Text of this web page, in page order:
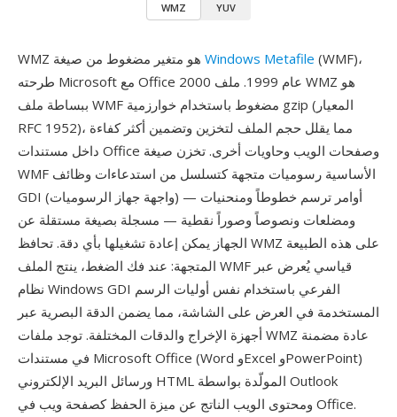
WMZ YUV
Windows Metafile (WMF)،
طرحته Microsoft مع Office 2000 عام 1999. ملف WMZ هو
ببساطة ملف WMF مضغوط باستخدام خوارزمية gzip (المعيار
RFC 1952)، مما يقلل حجم الملف لتخزين وتضمين أكثر كفاءة
داخل مستندات Office وصفحات الويب وحاويات أخرى. تخزن صيغة
WMF الأساسية رسوميات متجهة كتسلسل من استدعاءات وظائف
GDI (واجهة جهاز الرسوميات) — أوامر ترسم خطوطاً ومنحنيات
ومضلعات ونصوصاً وصوراً نقطية — مسجلة بصيغة مستقلة عن
الجهاز يمكن إعادة تشغيلها بأي دقة. تحافظ WMZ على هذه الطبيعة
المتجهة: عند فك الضغط، ينتج الملف WMF قياسي يُعرض عبر
نظام Windows GDI الفرعي باستخدام نفس أوليات الرسم
المستخدمة في العرض على الشاشة، مما يضمن الدقة البصرية عبر
أجهزة الإخراج والدقات المختلفة. توجد ملفات WMZ عادة مضمنة
في مستندات Microsoft Office (Word وExcel وPowerPoint)
ورسائل البريد الإلكتروني HTML المولّدة بواسطة Outlook
ومحتوى الويب الناتج عن ميزة الحفظ كصفحة ويب في Office.